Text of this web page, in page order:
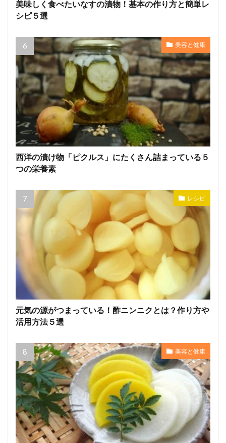
美味しく食べたいなすの漬物！基本の作り方と簡単レ
シピ５選
美容と健康
西洋の漬け物「ピクルス」にたくさん詰まっている５
つの栄養素
レシピ
元気の源がつまっている！酢ニンニクとは？作り方や
活用方法５選
美容と健康